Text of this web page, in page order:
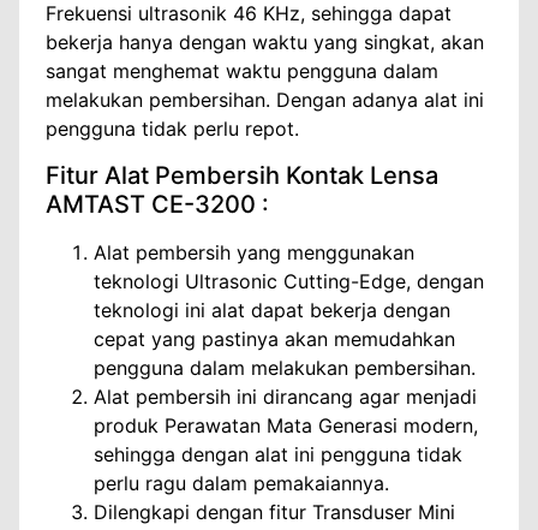
Frekuensi ultrasonik 46 KHz, sehingga dapat
bekerja hanya dengan waktu yang singkat, akan
sangat menghemat waktu pengguna dalam
melakukan pembersihan. Dengan adanya alat ini
pengguna tidak perlu repot.
Fitur Alat Pembersih Kontak Lensa
AMTAST CE-3200 :
Alat pembersih yang menggunakan
teknologi Ultrasonic Cutting-Edge, dengan
teknologi ini alat dapat bekerja dengan
cepat yang pastinya akan memudahkan
pengguna dalam melakukan pembersihan.
Alat pembersih ini dirancang agar menjadi
produk Perawatan Mata Generasi modern,
sehingga dengan alat ini pengguna tidak
perlu ragu dalam pemakaiannya.
Dilengkapi dengan fitur Transduser Mini